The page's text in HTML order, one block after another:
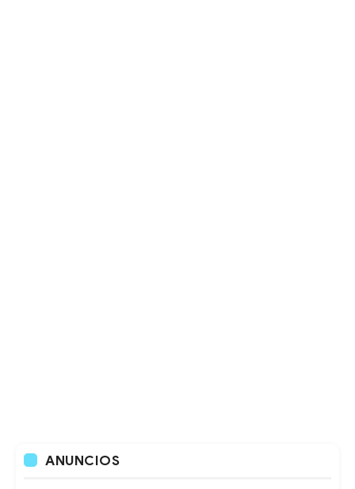
ANUNCIOS